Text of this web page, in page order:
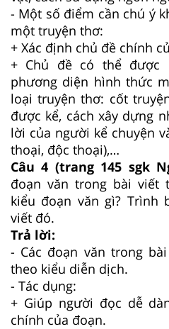
- Một số điểm cần chú ý
một truyện thơ:
+ Xác định chủ đề chính
+ Chủ đề có thể được
phương diện hình thức
loại truyện thơ: cốt
được kể, cách xây dựng
lời của người kể chuyện
thoại, độc thoại),…
Câu 4 (trang 145 sgk
đoạn văn trong bài viết
kiểu đoạn văn gì? Trình
viết đó.
Trả lời:
- Các đoạn văn trong
theo kiểu diễn dịch.
- Tác dụng:
+ Giúp người đọc dễ
chính của đoạn.